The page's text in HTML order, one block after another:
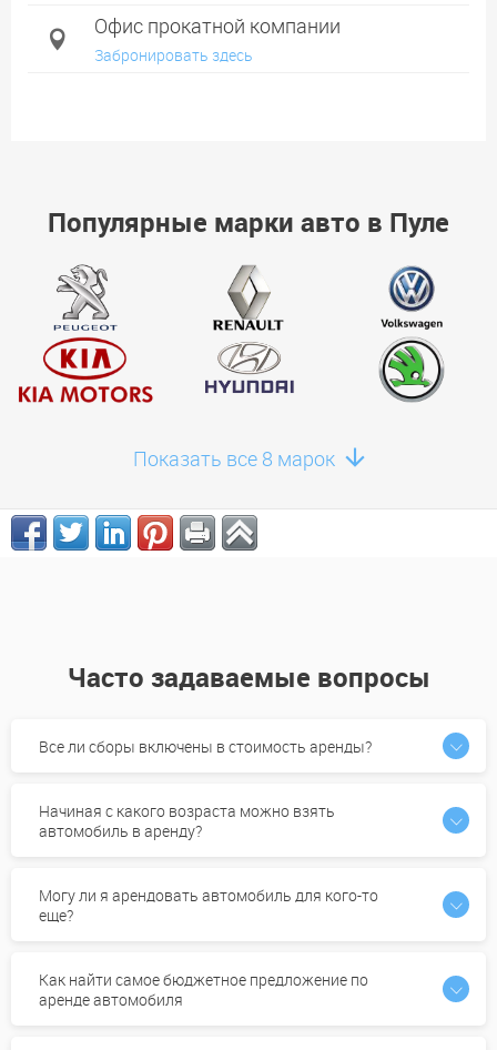
Офис прокатной компании
Забронировать здесь
Популярные марки авто в Пуле
Показать все 8 марок
Часто задаваемые вопросы
Все ли сборы включены в стоимость аренды?
Начиная с какого возраста можно взять
автомобиль в аренду?
Могу ли я арендовать автомобиль для кого-то
еще?
Как найти самое бюджетное предложение по
аренде автомобиля